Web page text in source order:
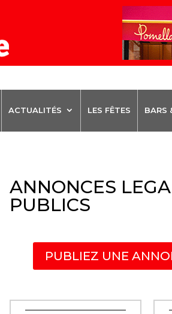
ACTUALITÉS LES FÊTES BARS
ANNONCES
PUBLICS
PUBLIEZ UNE